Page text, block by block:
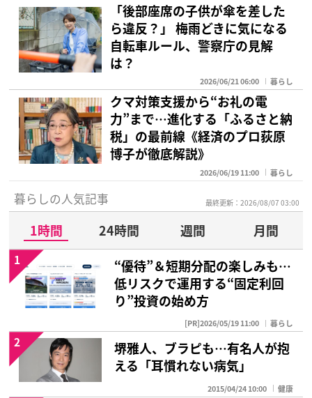
「後部座席の子供が傘を差した
ら違反？」 梅雨どきに気になる
自転車ルール、警察庁の見解
は？
2026/06/21 06:00 暮らし
クマ対策支援から“お礼の電
力”まで…進化する「ふるさと納
税」の最前線《経済のプロ荻原
博子が徹底解説》
2026/06/19 11:00 暮らし
暮らしの人気記事 最終更新：2026/08/07 03:00
1時間 24時間 週間
月間
“優待”＆短期分配の楽しみも…
低リスクで運用する“固定利回
り”投資の始め方
[PR]2026/05/19 11:00 暮らし
1
堺雅人、ブラピも…有名人が抱
える「耳慣れない病気」
2015/04/24 10:00 健康
2